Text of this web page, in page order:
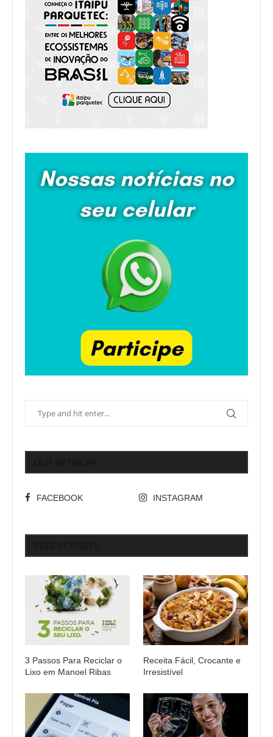
FACEBOOK INSTAGRAM
3 Passos Para Reciclar o
Lixo em Manoel Ribas
Receita Fácil, Crocante e
Irresistível